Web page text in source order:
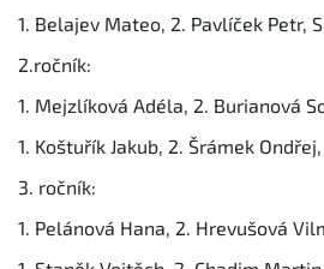
1. Belajev Mateo, 2. Pavlíček Petr,
2.ročník:
1. Mejzlíková Adéla, 2. Burianová
1. Koštuřík Jakub, 2. Šrámek
3. ročník:
1. Pelánová Hana, 2. Hrevušová